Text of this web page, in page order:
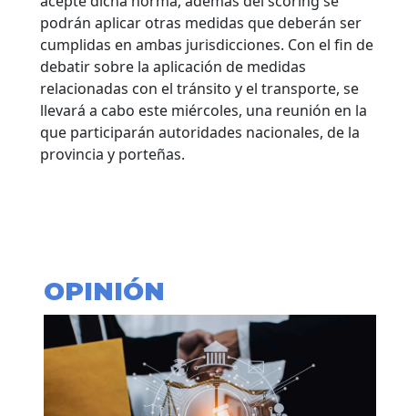
podrán aplicar otras medidas que deberán ser
cumplidas en ambas jurisdicciones. Con el fin de
debatir sobre la aplicación de medidas
relacionadas con el tránsito y el transporte, se
llevará a cabo este miércoles, una reunión en la
que participarán autoridades nacionales, de la
provincia y porteñas.
OPINIÓN